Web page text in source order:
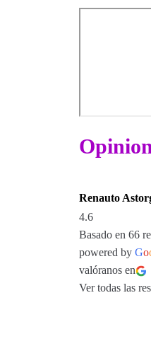
Renauto
4.6
Basado en 66
powered by Go
valóranos en
Ver todas las